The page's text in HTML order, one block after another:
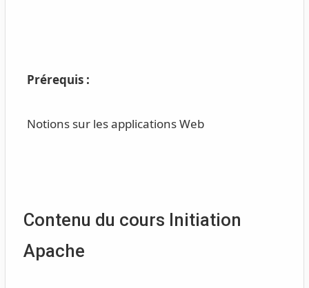
Prérequis :
Notions sur les applications Web
Contenu du cours Initiation
Apache